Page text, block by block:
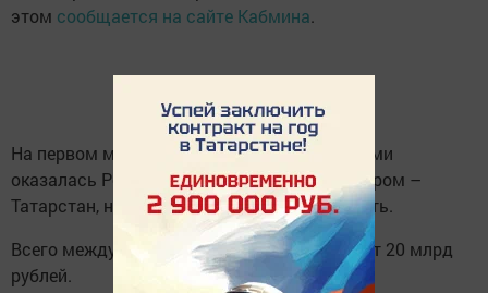
этом сообщается на сайте Кабмина.
На первом месте с наилучшими результатами
оказалась Республики Саха (Якутия), на втором –
Татарстан, на третьем – Московская область.
Всего между 40 субъектами РФ распределят 20 млрд
рублей.